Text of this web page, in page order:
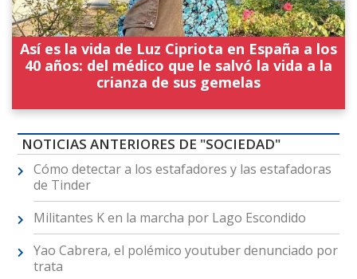
Así es la vida de Luz Cipriota en España a los
40 años: del médico que le salvó la vida a la
crianza de sus gemelas
NOTICIAS ANTERIORES DE "SOCIEDAD"
Cómo detectar a los estafadores y las estafadoras
de Tinder
Militantes K en la marcha por Lago Escondido
Yao Cabrera, el polémico youtuber denunciado por
trata